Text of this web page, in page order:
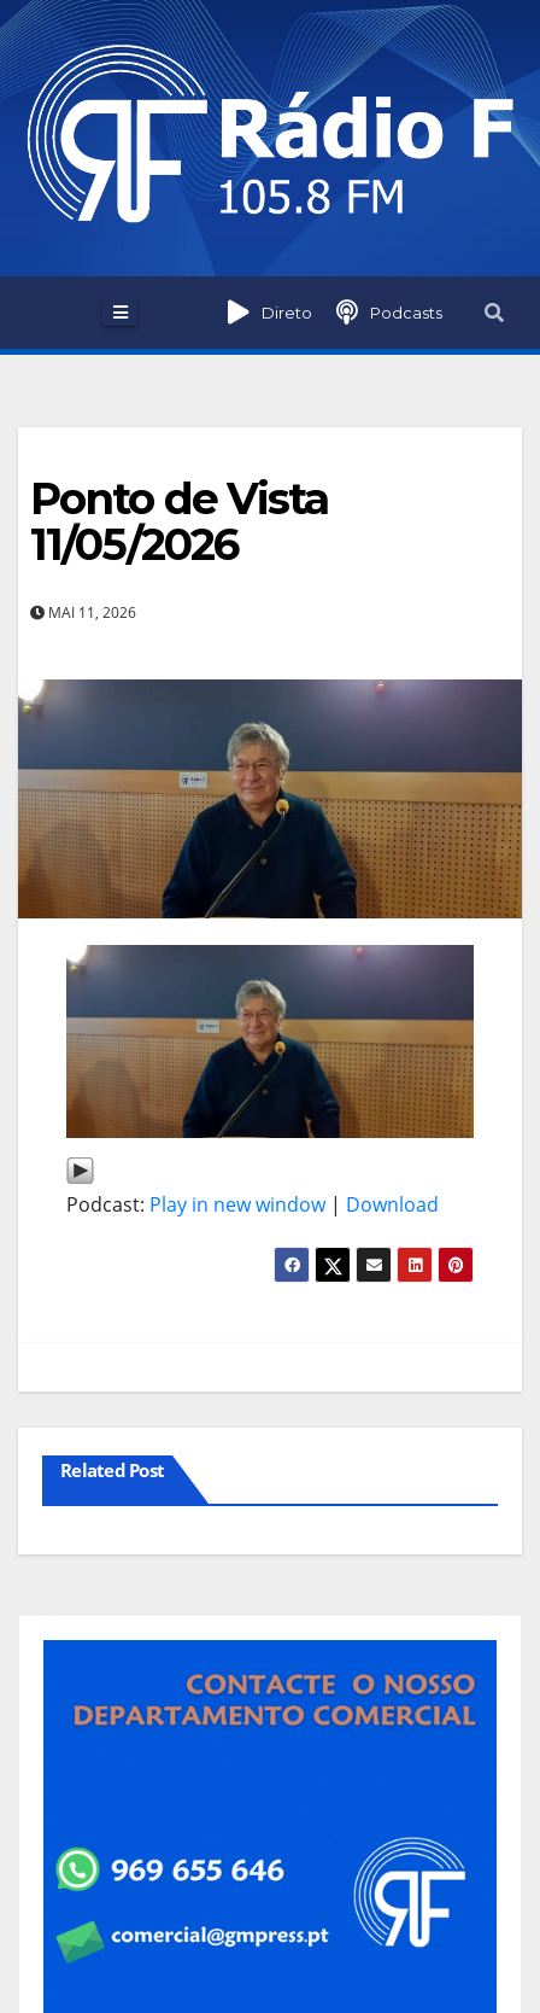
Skip
to
content
Direto Podcasts
Ponto de Vista
11/05/2026
MAI 11, 2026
Podcast: Play in new window| Download
Related Post